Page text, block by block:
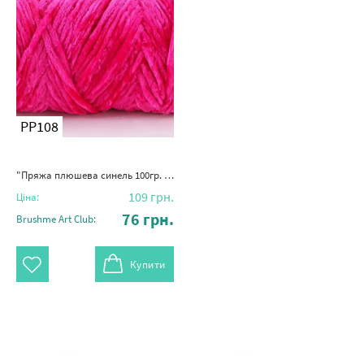
PP108
"Пряжа плюшева синель 100гр. (100% поліестер)" червона троянда
Ціна: 109 грн.
Brushme Art Club: 76 грн.
Купити